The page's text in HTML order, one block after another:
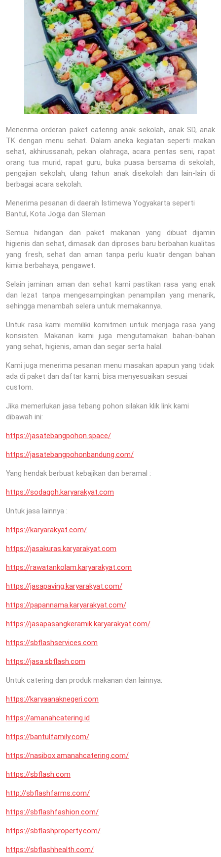
Menerima orderan paket catering anak sekolah, anak SD, anak
TK dengan menu sehat. Dalam aneka kegiatan seperti makan
sehat, akhirussanah, pekan olahraga, acara pentas seni, rapat
orang tua murid, rapat guru, buka puasa bersama di sekolah,
pengajian sekolah, ulang tahun anak disekolah dan lain-lain di
berbagai acara sekolah.
Menerima pesanan di daerah Istimewa Yogyakarta seperti
Bantul, Kota Jogja dan Sleman
Semua hidangan dan paket makanan yang dibuat dijamin
higienis dan sehat, dimasak dan diproses baru berbahan kualitas
yang fresh, sehat dan aman tanpa perlu kuatir dengan bahan
kimia berbahaya, pengawet.
Selain jaminan aman dan sehat kami pastikan rasa yang enak
dan lezat tanpa mengesampingkan penampilan yang menarik,
sehingga menambah selera untuk memakannya.
Untuk rasa kami memiliki komitmen untuk menjaga rasa yang
konsisten. Makanan kami juga mengutamakan bahan-bahan
yang sehat, higienis, aman dan segar serta halal.
Kami juga menerima pesanan menu masakan apapun yang tidak
ada di paket dan daftar kami, bisa menyesuaikan sesuai
custom.
Jika memerlukan jasa tebang pohon silakan klik link kami
dibawah ini:
https://jasatebangpohon.space/
https://jasatebangpohonbandung.com/
Yang hendak berbuat kebajikan dan beramal :
https://sodaqoh.karyarakyat.com
Untuk jasa lainnya :
https://karyarakyat.com/
https://jasakuras.karyarakyat.com
https://rawatankolam.karyarakyat.com
https://jasapaving.karyarakyat.com/
https://papannama.karyarakyat.com/
https://jasapasangkeramik.karyarakyat.com/
https://sbflashservices.com
https://jasa.sbflash.com
Untuk catering dan produk makanan dan lainnya:
https://karyaanaknegeri.com
https://amanahcatering.id
https://bantulfamily.com/
https://nasibox.amanahcatering.com/
https://sbflash.com
http://sbflashfarms.com/
https://sbflashfashion.com/
https://sbflashproperty.com/
https://sbflashhealth.com/